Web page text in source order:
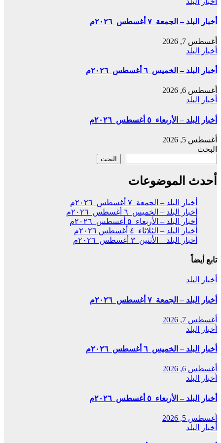
أخبار البلد – الجمعة ٧ أغسطس ٢٠٢٦م
أغسطس 7, 2026
أخبار البلد
أخبار البلد – الخميس ٦ أغسطس ٢٠٢٦م
أغسطس 6, 2026
أخبار البلد
أخبار البلد – الأربعاء ٥ أغسطس ٢٠٢٦م
أغسطس 5, 2026
البحث
البحث
أحدث الموضوعات
أخبار البلد – الجمعة ٧ أغسطس ٢٠٢٦م
أخبار البلد – الخميس ٦ أغسطس ٢٠٢٦م
أخبار البلد – الأربعاء ٥ أغسطس ٢٠٢٦م
أخبار البلد – الثلاثاء ٤ أغسطس ٢٠٢٦م
أخبار البلد – الأثنين ٣ أغسطس ٢٠٢٦م
تابع أيضاً
أخبار البلد
أخبار البلد – الجمعة ٧ أغسطس ٢٠٢٦م
أغسطس 7, 2026
أخبار البلد
أخبار البلد – الخميس ٦ أغسطس ٢٠٢٦م
أغسطس 6, 2026
أخبار البلد
أخبار البلد – الأربعاء ٥ أغسطس ٢٠٢٦م
أغسطس 5, 2026
أخبار البلد